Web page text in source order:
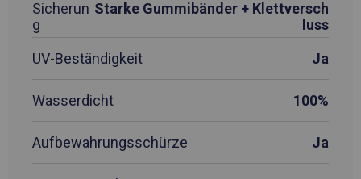
Sicherun
g
Starke Gummibänder + Klettversch
luss
UV-Beständigkeit
Ja
Wasserdicht 100%
Aufbewahrungsschürze Ja